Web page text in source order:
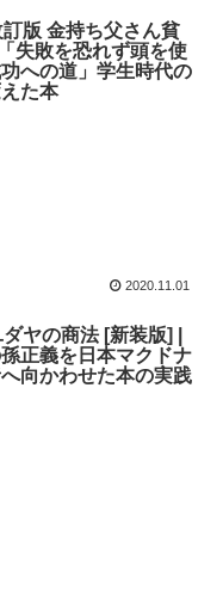
版 金持ち父さん貧
失敗を恐れず頭を使
への道」学生時代の
た本
2020.11.01
ヤの商法 [新装版] |
正義を日本マクドナ
向かわせた本の実践